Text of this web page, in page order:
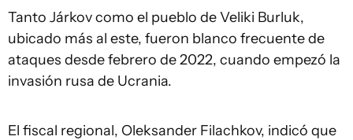
Tanto Járkov como el pueblo de Veliki Burluk,
ubicado más al este, fueron blanco frecuente de
ataques desde febrero de 2022, cuando empezó la
invasión rusa de Ucrania.
El fiscal regional, Oleksander Filachkov, indicó que